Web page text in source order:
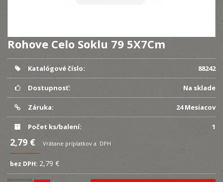
Rohove Celo Soklu 79 5X7Cm
Katalógové číslo: 88242
Dostupnosť: Na sklade
Záruka: 24 Mesiacov
Počet ks/balení: 1
2,79 € Vrátane príplatkov a DPH
bez DPH: 2,79 €